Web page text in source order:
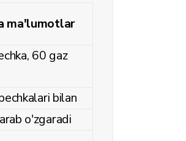
ma'lumotlar
60 gaz
bilan
o'zgaradi